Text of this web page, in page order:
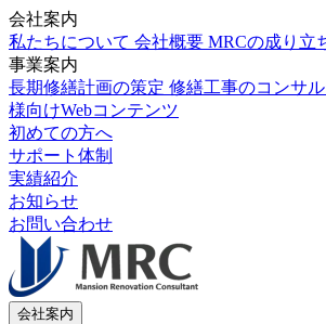
会社案内
私たちについて 会社概要 MRCの成り立
事業案内
長期修繕計画の策定 修繕工事のコンサ
様向けWebコンテンツ
初めての方へ
サポート体制
実績紹介
お知らせ
お問い合わせ
会社案内